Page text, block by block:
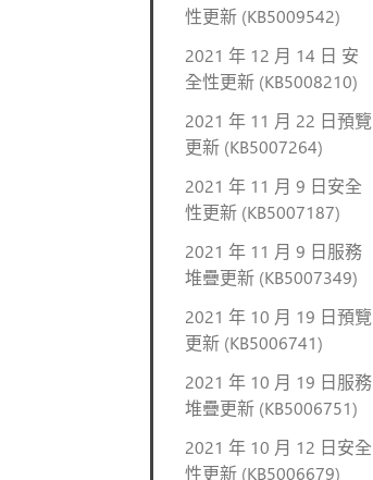
性更新 (KB5009542)
2021 年 12 月 14 日 安
全性更新 (KB5008210)
2021 年 11 月 22 日預覽
更新 (KB5007264)
2021 年 11 月 9 日安全
性更新 (KB5007187)
2021 年 11 月 9 日服務
堆疊更新 (KB5007349)
2021 年 10 月 19 日預覽
更新 (KB5006741)
2021 年 10 月 19 日服務
堆疊更新 (KB5006751)
2021 年 10 月 12 日安全
性更新 (KB5006679)